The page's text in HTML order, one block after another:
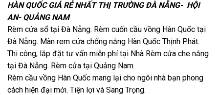
HÀN QUỐC GIÁ RẺ NHẤT THỊ TRƯỜNG ĐÀ NẴNG- HỘI
AN- QUẢNG NAM
Rèm cửa sổ tại Đà Nẵng. Rèm cuốn cầu vồng Hàn Quốc tại
Đà Nẵng. Màn rem cửa chống nắng Hàn Quốc Thịnh Phát.
Thi công, lắp đặt tư vấn miễn phí tại Nhà Rèm cửa che nắng
tại Đà Nẵng. Rèm cửa tại Quảng Nam.
Rèm cầu vồng Hàn Quốc mang lại cho ngôi nhà bạn phong
cách hiện đại mới. Tiện lợi và Sang Trọng.